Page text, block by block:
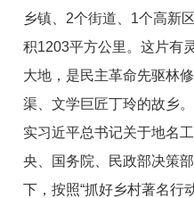
乡镇、2个街道、1个高新
积1203平方公里。这片有
大地，是民主革命先驱林
渠、文学巨匠丁玲的故乡
实习近平总书记关于地名
央、国务院、民政部决策
下，按照“抓好乡村著名行